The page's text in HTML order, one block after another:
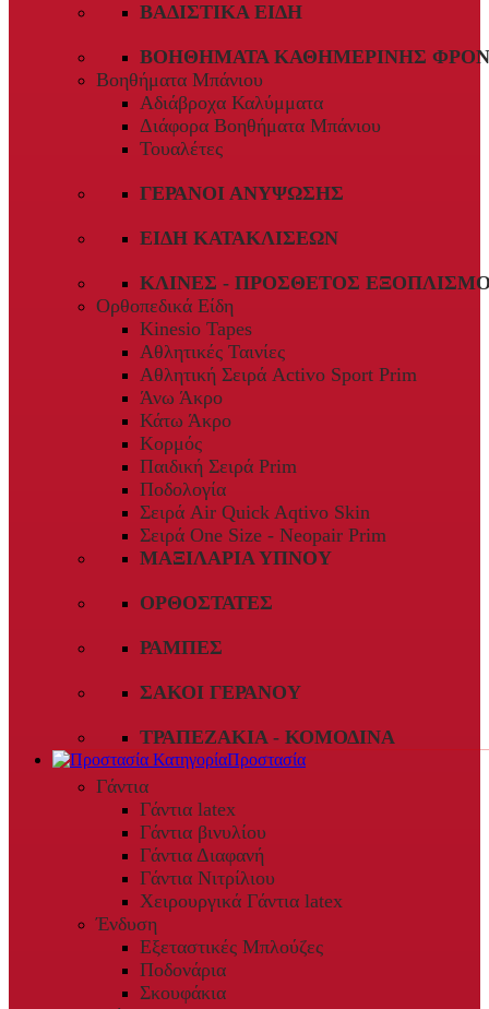
ΒΑΔΙΣΤΙΚΆ ΕΊΔΗ
ΒΟΗΘΉΜΑΤΑ ΚΑΘΗΜΕΡΙΝΉΣ
Βοηθήματα Μπάνιου
Αδιάβροχα Καλύμματα
Διάφορα Βοηθήματα Μπάνιου
Τουαλέτες
ΓΕΡΑΝΟΊ ΑΝΎΨΩΣΗΣ
ΕΊΔΗ ΚΑΤΑΚΛΊΣΕΩΝ
ΚΛΊΝΕΣ - ΠΡΌΣΘΕΤΟΣ
Ορθοπεδικά Είδη
Kinesio Tapes
Αθλητικές Ταινίες
Αθλητική Σειρά Activo Sport Prim
Άνω Άκρο
Κάτω Άκρο
Κορμός
Παιδική Σειρά Prim
Ποδολογία
Σειρά Air Quick Aqtivo Skin
Σειρά One Size - Neopair Prim
ΜΑΞΙΛΆΡΙΑ ΎΠΝΟΥ
ΟΡΘΟΣΤΆΤΕΣ
ΡΆΜΠΕΣ
ΣΆΚΟΙ ΓΕΡΑΝΟΎ
ΤΡΑΠΕΖΆΚΙΑ - ΚΟΜΟΔΊΝΑ
Προστασία
Γάντια
Γάντια latex
Γάντια βινυλίου
Γάντια Διαφανή
Γάντια Νιτρίλιου
Χειρουργικά Γάντια latex
Ένδυση
Εξεταστικές Μπλούζες
Ποδονάρια
Σκουφάκια